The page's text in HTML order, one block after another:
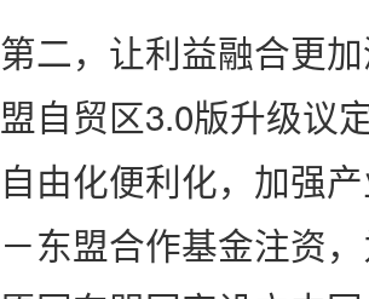
第二，让利益融合更
盟自贸区3.0版升级议
自由化便利化，加强
－东盟合作基金注资